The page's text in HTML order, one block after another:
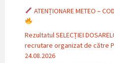
ATENȚIONARE METEO –
Rezultatul SELECȚIEI
recrutare organizat de către
24.08.2026